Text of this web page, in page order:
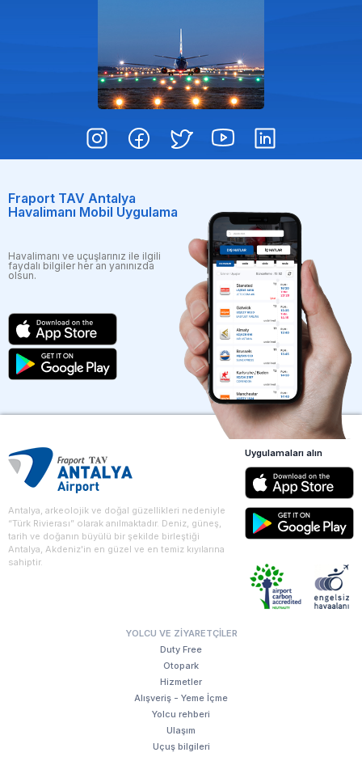
Fraport TAV Antalya
Havalimanı Mobil Uygulama
Havalimanı ve uçuşlarınız ile ilgili
faydalı bilgiler her an yanınızda
olsun.
Antalya, arkeolojik ve doğal güzellikleri nedeniyle
“Türk Rivierası” olarak anılmaktadır. Deniz, güneş,
tarih ve doğanın büyülü bir şekilde birleştiği
Antalya, Akdeniz'in en güzel ve en temiz kıyılarına
sahiptir.
YOLCU VE ZIYARETÇILER
Duty Free
Otopark
Hizmetler
Alışveriş - Yeme İçme
Yolcu rehberi
Ulaşım
Uçuş bilgileri
Uygulamaları alın